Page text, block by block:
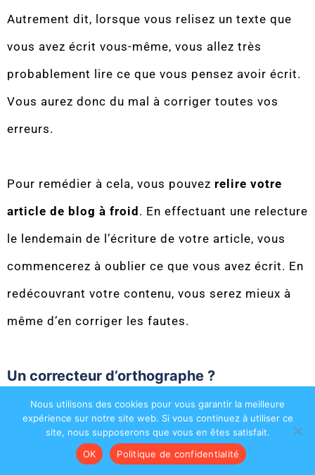
Autrement dit, lorsque vous relisez un texte que
vous avez écrit vous-même, vous allez très
probablement lire ce que vous pensez avoir écrit.
Vous aurez donc du mal à corriger toutes vos
erreurs.
Pour remédier à cela, vous pouvez relire votre
article de blog à froid . En effectuant une relecture
le lendemain de l’écriture de votre article, vous
commencerez à oublier ce que vous avez écrit. En
redécouvrant votre contenu, vous serez mieux à
même d’en corriger les fautes.
Un correcteur d’orthographe ?
Il existe de très bons correcteurs d’orthographe
Lors de mes débuts en rédaction web, j’utilisais
Nous utilisons des cookies pour vous garantir la meilleure
expérience sur notre site web. Si vous continuez à utiliser ce
site, nous supposerons que vous en êtes satisfait.
OK
Politique de confidentialité